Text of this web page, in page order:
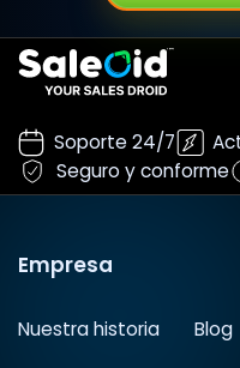
Soporte 24/7
Seguro y conforme
Empresa
Nuestra historia Blog